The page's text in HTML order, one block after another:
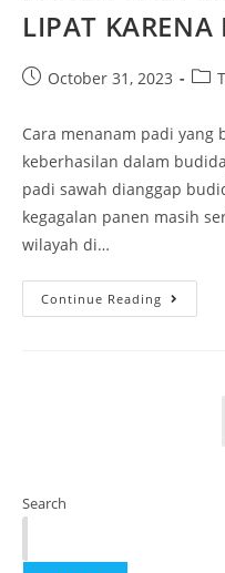
LIPAT
October 31, 2023
Cara menanam padi yang
keberhasilan dalam
padi sawah dianggap
kegagalan panen masih
wilayah di…
Continue Reading
Search